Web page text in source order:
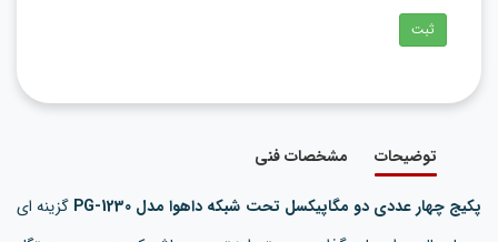
ثبت
توضیحات مشخصات فنی
پکیج چهار عددی دو مگاپیکسل تحت شبکه داهوا مدل PG-1230
گزینه ای